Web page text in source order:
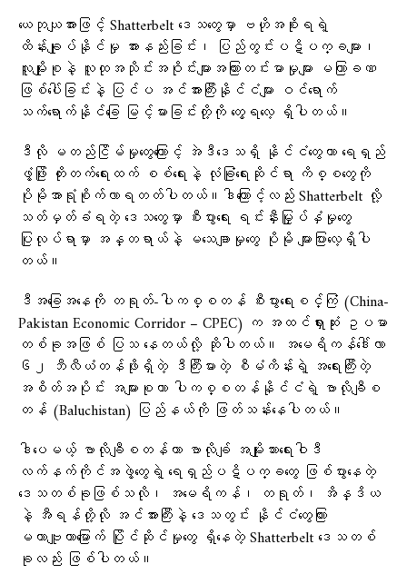
ယေဘုယျအားဖြင့် Shatterbelt ဒေသတွေမှာ ဗဟိုအစိုးရရဲ့
ထိန်းချုပ်နိုင်မှု အားနည်းခြင်း၊ ပြည်တွင်းပဋိပက္ခများ၊
လူမျိုးစုနဲ့ လူထုအသိုင်းအဝိုင်းများအကြားတင်းမာမှုများ မကြာခဏ
ဖြစ်ပေါ်ခြင်းနဲ့ ပြင်ပ အင်အားကြီးနိုင်ငံများ ဝင်ရောက်
သက်ရောက်နိုင်ခြေ မြင့်မားခြင်းတို့ကို တွေ့ရလေ့ ရှိပါတယ်။
ဒီလို မတည်ငြိမ်မှုတွေကြောင့် အဲဒီဒေသရှိ နိုင်ငံတွေဟာ ရေရှည်
ဖွံ့ဖြိုး တိုးတက်ရေးထက် စစ်ရေးနဲ့ လုံခြုံရေးဆိုင်ရာ ကိစ္စတွေကို
ပိုမိုအာရုံစိုက်လာရတတ်ပါတယ်။ဒါကြောင့်လည်း Shatterbelt လို့
သတ်မှတ်ခံရတဲ့ ဒေသတွေမှာ စီးပွားရေး ရင်းနှီးမြှုပ်နှံမှုတွေ
ပြုလုပ်ရာမှာ အန္တရာယ်နဲ့ မသေချာမှုတွေ ပိုမို များပြားလေ့ရှိပါ
တယ်။
ဒီအခြေအနေကို တရုတ်-ပါကစ္စတန် စီးပွားရေးစင်္ကြံ (China-
Pakistan Economic Corridor – CPEC) က အထင်ရှားဆုံး ဥပမာ
တစ်ခုအဖြစ် ပြသ နေတယ်လို့ ဆိုပါတယ်။ အမေရိကန်ဒေါ်လာ
၆၂ ဘီလီယံတန်ဖိုးရှိတဲ့ ဒီကြီးမားတဲ့ စီမံကိန်းရဲ့ အရေးကြီးတဲ့
အစိတ်အပိုင်း အများစုဟာ ပါကစ္စတန်နိုင်ငံရဲ့ ဗာလိုချီစ
တန် (Baluchistan) ပြည်နယ်ကို ဖြတ်သန်းနေပါတယ်။
ဒါပေမယ့် ဗာလိုချီစတန်ဟာ ဗာလိုချ် အမျိုးသားရေးဝါဒီ
လက်နက်ကိုင်အဖွဲ့တွေရဲ့ ရေရှည်ပဋိပက္ခတွေ ဖြစ်ပွားနေတဲ့
ဒေသတစ်ခုဖြစ်သလို၊ အမေရိကန်၊ တရုတ်၊ အိန္ဒိယ
နဲ့ အီရန်တို့လို အင်အားကြီးနဲ့ ဒေသတွင်း နိုင်ငံတွေကြား
မဟာဗျူဟာမြောက် ပြိုင်ဆိုင်မှုတွေ ရှိနေတဲ့ Shatterbelt ဒေသတစ်
ခုလည်း ဖြစ်ပါတယ်။